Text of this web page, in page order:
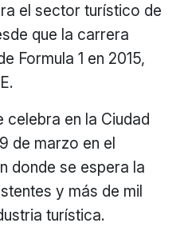
el sector turístico de
que la carrera
Formula 1 en 2015,
celebra en la Ciudad
de marzo en el
donde se espera la
y más de mil
turística.